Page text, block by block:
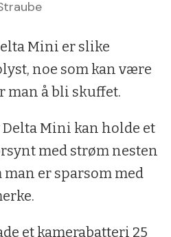
Mini er slike
noe som kan være
man å bli skuffet.
Mini kan holde et
med strøm nesten
er sparsom med
et kamerabatteri 25